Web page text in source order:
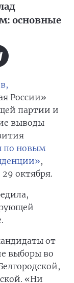
основные
России»
партии и
выводы
по новым
,
октября.
от
выборы во
«Ни